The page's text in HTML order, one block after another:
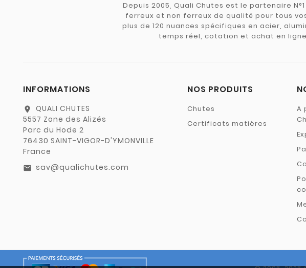
Depuis 2005, Quali Chutes est le partenaire
ferreux et non ferreux de qualité pour tous
plus de 120 nuances spécifiques en acier,
temps réel, cotation et achat en
INFORMATIONS
location_on
QUALI CHUTES
5557 Zone des Alizés
Parc du Hode 2
76430 SAINT-VIGOR-D'YMONVILLE
France
email sav@qualichutes.com
NOS PRODUITS
Chutes
Certificats matières
A